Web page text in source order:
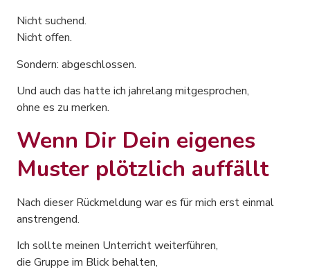
Nicht suchend.
Nicht offen.
Sondern: abgeschlossen.
Und auch das hatte ich jahrelang mitgesprochen,
ohne es zu merken.
Wenn Dir Dein eigenes
Muster plötzlich auffällt
Nach dieser Rückmeldung war es für mich erst einmal
anstrengend.
Ich sollte meinen Unterricht weiterführen,
die Gruppe im Blick behalten,